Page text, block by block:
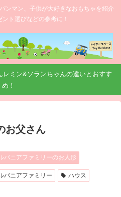
ンマン、子供が大好きなおもちゃを紹介
ント選びなどの参考に！
レミン&ソランちゃんの違いとおすす
め！
お父さん
バニアファミリーのお人形
バニアファミリー
ハウス